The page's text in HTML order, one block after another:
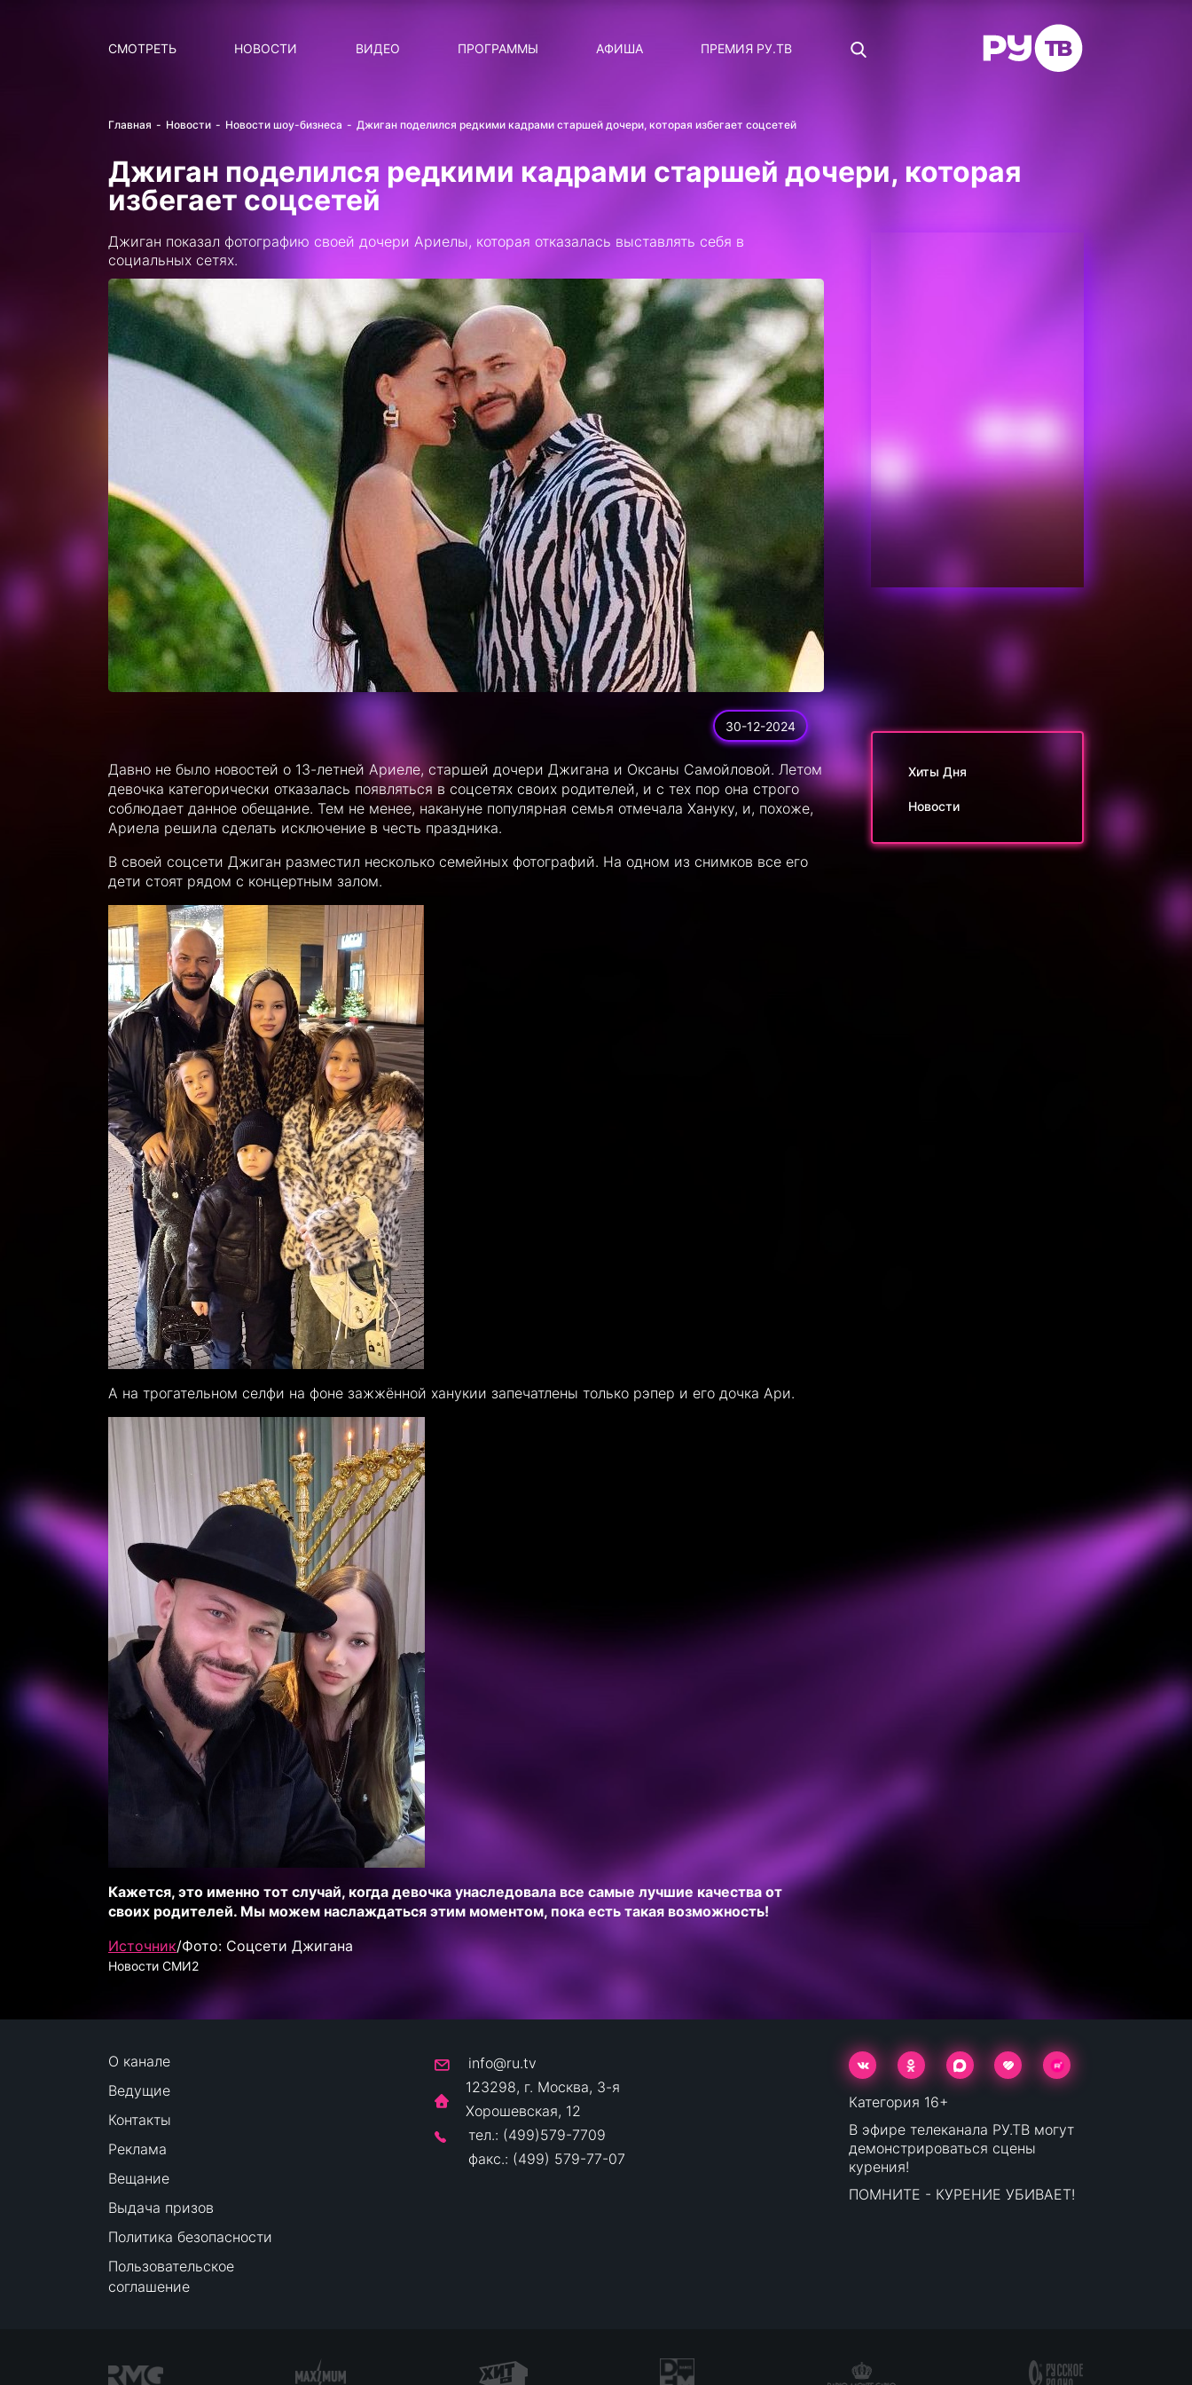
СМОТРЕТЬ НОВОСТИ
ВИДЕО
ПРОГРАММЫ
СТАТУС: В СЕТИ
ЛИЧНЫЙ ВОПРОС
ДОТЯНИСЬ ДО ЗВЁЗД
АФИША ПРЕМИЯ РУ.ТВ
Главная Новости Новости шоу-бизнеса Джиган поделился редкими кадрами старшей дочери, которая избегает соцсетей
Джиган поделился редкими кадрами старшей дочери, которая
избегает соцсетей
Джиган показал фотографию своей дочери Ариелы, которая отказалась выставлять себя в
социальных сетях.
30-12-2024
Давно не было новостей о 13-летней Ариеле, старшей дочери Джигана и Оксаны Самойловой. Летом
девочка категорически отказалась появляться в соцсетях своих родителей, и с тех пор она строго
соблюдает данное обещание. Тем не менее, накануне популярная семья отмечала Хануку, и, похоже,
Ариела решила сделать исключение в честь праздника.
В своей соцсети Джиган разместил несколько семейных фотографий. На одном из снимков все его
дети стоят рядом с концертным залом.
А на трогательном селфи на фоне зажжённой ханукии запечатлены только рэпер и его дочка Ари.
Кажется, это именно тот случай, когда девочка унаследовала все самые лучшие качества от
своих родителей. Мы можем наслаждаться этим моментом, пока есть такая возможность!
Источник/Фото: Соцсети Джигана
Новости СМИ2
Хиты Дня
Новости
О канале
Ведущие
Контакты
Реклама
Вещание
Выдача призов
Политика безопасности
Пользовательское
соглашение
info@ru.tv
123298, г. Москва, 3-я
Хорошевская, 12
тел.: (499)579-7709
факс.: (499) 579-77-07
Категория 16+
В эфире телеканала РУ.ТВ могут
демонстрироваться сцены
курения!
ПОМНИТЕ - КУРЕНИЕ УБИВАЕТ!